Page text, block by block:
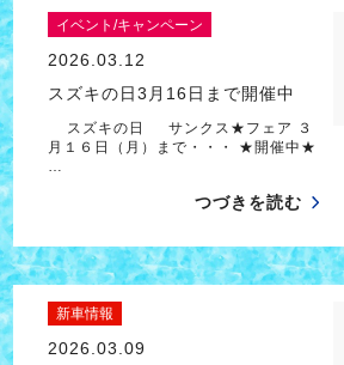
イベント/キャンペーン
2026.03.12
スズキの日3月16日まで開催中
スズキの日 サンクス★フェア ３
月１６日（月）まで・・・ ★開催中★
…
つづきを読む
新車情報
2026.03.09